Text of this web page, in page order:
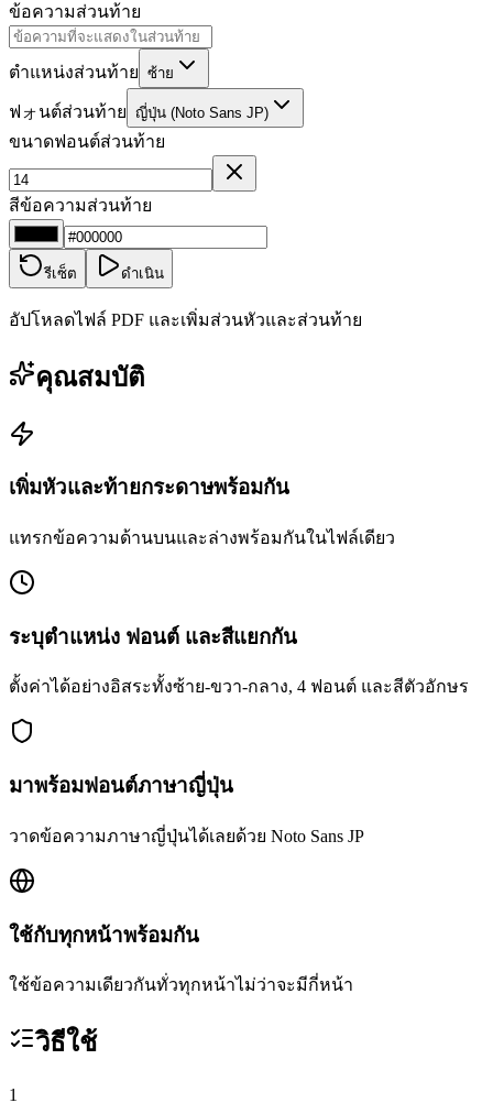
ข้อความส่วนท้าย
ตำแหน่งส่วนท้าย ซ้าย
ฟォนต์ส่วนท้าย ญี่ปุ่น (Noto Sans JP)
ขนาดฟอนต์ส่วนท้าย
สีข้อความส่วนท้าย
รีเซ็ต ดำเนิน
อัปโหลดไฟล์ PDF และเพิ่มส่วนหัวและส่วนท้าย
คุณสมบัติ
เพิ่มหัวและท้ายกระดาษพร้อมกัน
แทรกข้อความด้านบนและล่างพร้อมกันในไฟล์เดียว
ระบุตำแหน่ง ฟอนต์ และสีแยกกัน
ตั้งค่าได้อย่างอิสระทั้งซ้าย-ขวา-กลาง, 4 ฟอนต์ และสีตัวอักษร
มาพร้อมฟอนต์ภาษาญี่ปุ่น
วาดข้อความภาษาญี่ปุ่นได้เลยด้วย Noto Sans JP
ใช้กับทุกหน้าพร้อมกัน
ใช้ข้อความเดียวกันทั่วทุกหน้าไม่ว่าจะมีกี่หน้า
วิธีใช้
1